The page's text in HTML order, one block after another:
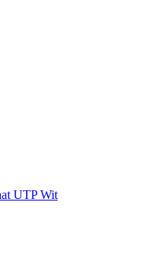
UTP Wit